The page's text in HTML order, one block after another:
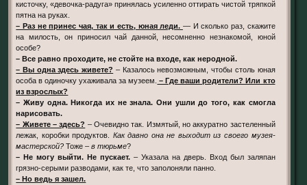
кисточку, «девочка-радуга» принялась усиленно оттирать чистой тряпкой
пятна на руках.
– Раз не принес чая, так и есть, юная леди. — И сколько раз, скажите
на милость, он приносил чай данной, несомненно незнакомой, юной
особе?
– Все равно проходите, не стойте на входе, как неродной.
– Вы одна здесь живете? – Казалось невозможным, чтобы столь юная
особа в одиночку ухаживала за музеем. – Где ваши родители? Или кто
из взрослых?
– Живу одна. Никогда их не знала. Они ушли до того, как смогла
нарисовать.
– Живете – здесь? – Очевидно так. Измятый, но аккуратно застеленный
лежак, коробки продуктов. Как давно она не выходит из своего музея-
мастерской? Тоже –в тюрьме?
– Не могу выйти. Не пускает. – Указала на дверь. Вход был заляпан
грязно-серыми разводами, как те, что заполоняли панно.
– Но ведь я зашел.